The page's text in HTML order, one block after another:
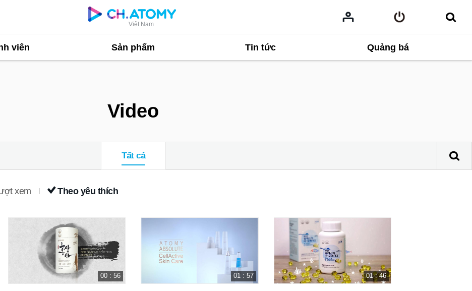
Việt Nam
viên Sản phẩm Tin tức Quảng bá
Video
Tất cả
xem Theo yêu thích
00 : 56 01 : 57 01 : 46